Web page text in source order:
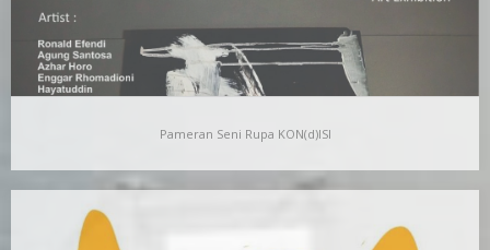
Pameran Seni Rupa KON(d)ISI
KONDISI DI ANTARA DUA TANDA KURUNG Syofiardi Bachyul Jb
Pameran Seni Rupa KON(d)ISI